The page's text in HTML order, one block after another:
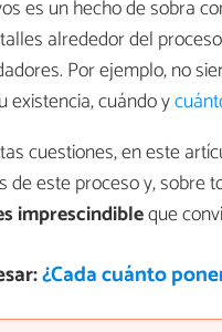
es un hecho de sobra
alrededor del
Por ejemplo, no
existencia, cuándo y
cuestiones, en este
de este proceso y, sobre
imprescindibleque
¿Cada cuánto